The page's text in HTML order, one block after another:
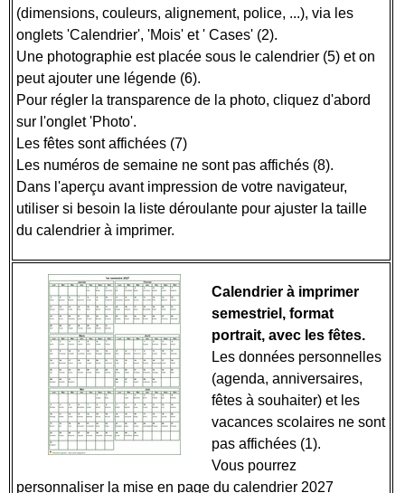
(dimensions, couleurs, alignement, police, ...), via les
onglets 'Calendrier', 'Mois' et ' Cases' (2).
Une photographie est placée sous le calendrier (5) et on
peut ajouter une légende (6).
Pour régler la transparence de la photo, cliquez d'abord
sur l'onglet 'Photo'.
Les fêtes sont affichées (7)
Les numéros de semaine ne sont pas affichés (8).
Dans l'aperçu avant impression de votre navigateur,
utiliser si besoin la liste déroulante pour ajuster la taille
du calendrier à imprimer.
Calendrier à imprimer
semestriel, format
portrait, avec les fêtes.
Les données personnelles
(agenda, anniversaires,
fêtes à souhaiter) et les
vacances scolaires ne sont
pas affichées (1).
Vous pourrez
personnaliser la mise en page du calendrier 2027